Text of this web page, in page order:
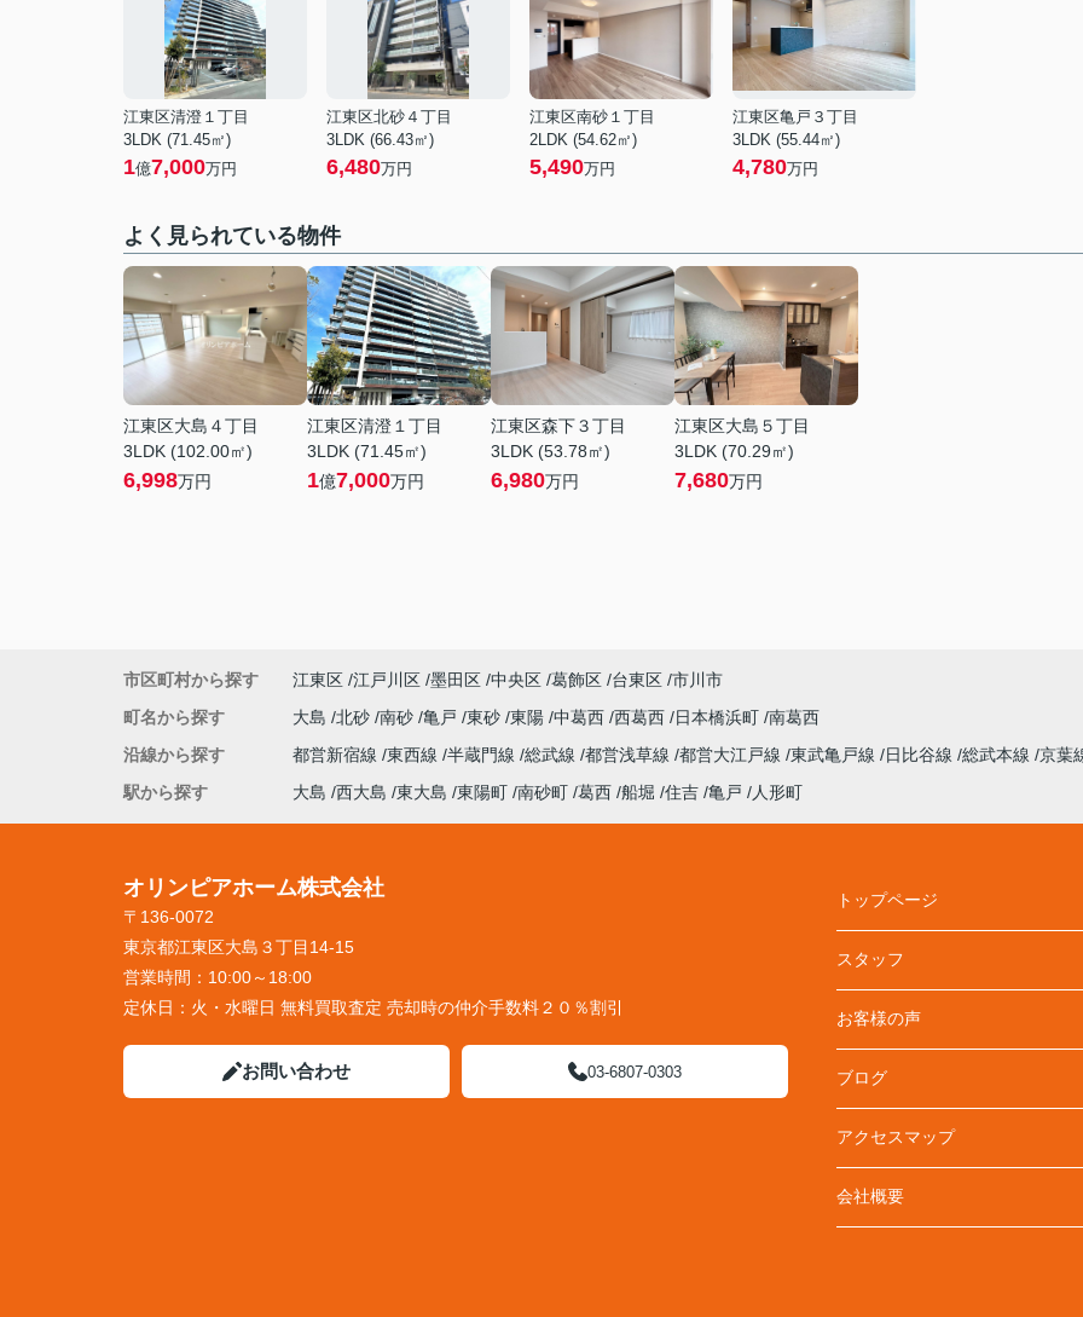
江東区清澄１丁目
3LDK (71.45㎡)
1億7,000万円
江東区北砂４丁目
3LDK (66.43㎡)
6,480万円
江東区南砂１丁目
2LDK (54.62㎡)
5,490万円
江東区亀戸３丁目
3LDK (55.44㎡)
4,780万円
よく見られている物件
江東区大島４丁目
3LDK (102.00㎡)
6,998万円
江東区清澄１丁目
3LDK (71.45㎡)
1億7,000万円
江東区森下３丁目
3LDK (53.78㎡)
6,980万円
江東区大島５丁目
3LDK (70.29㎡)
7,680万円
市区町村から探す 江東区 江戸川区 墨田区 中央区 葛飾区 台東区 市川市
町名から探す
大島 北砂 南砂 亀戸 東砂 東陽 中葛西 西葛西 日本橋浜町 南葛西
沿線から探す
都営新宿線 東西線 半蔵門線 総武線 都営浅草線 都営大江戸線 東武亀戸線 日比谷線 総武本線 京葉
駅から探す
大島 西大島 東大島 東陽町 南砂町 葛西 船堀 住吉 亀戸 人形町
オリンピアホーム株式会社
〒136-0072
東京都江東区大島３丁目14-15
営業時間： 10:00～18:00
定休日： 火・水曜日 無料買取査定 売却時の仲介手数料２０％割引
お問い合わせ 03-6807-0303
トップページ
スタッフ
お客様の声
ブログ
アクセスマップ
会社概要